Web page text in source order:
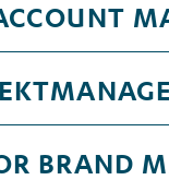
BRAND